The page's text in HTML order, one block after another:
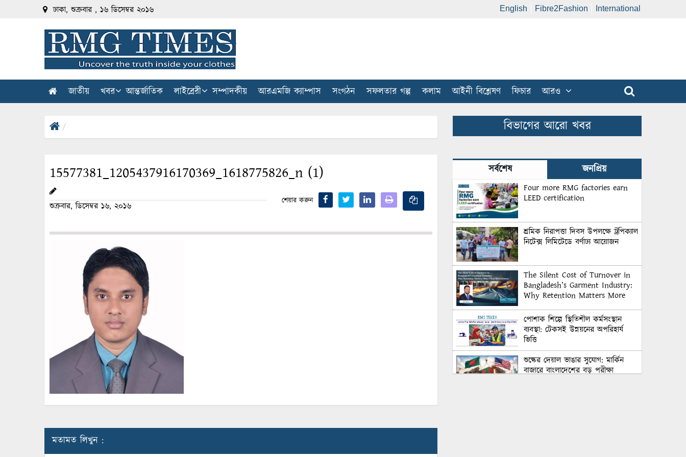
ঢাকা, শুক্রবার , ১৬ ডিসেম্বর ২০১৬ English Fibre2Fashion International
জাতীয় খবর আন্তর্জাতিক লাইব্রেরী সম্পাদকীয় আরএমজি ক্যাম্পাস সংগঠন সফলতার গল্প কলাম আইনী বিশ্লেষণ ফিচার আরও
15577381_1205437916170369_1618775826_n (1)
শুক্রবার, ডিসেম্বর ১৬, ২০১৬ শেয়ার করুন
মতামত লিখুন :
বিভাগের আরো খবর
সর্বশেষ জনপ্রিয়
Four more RMG factories earn
LEED certification
শ্রমিক নিরাপত্তা দিবস উপলক্ষে ট্রপিক্যাল
নিটেক্স লিমিটেডে বর্ণাঢ্য আয়োজন
The Silent Cost of Turnover in
Bangladesh’s Garment Industry:
Why Retention Matters More
পোশাক শিল্পে স্থিতিশীল কর্মসংস্থান
ব্যবস্থা: টেকসই উন্নয়নের অপরিহার্য
ভিত্তি
শুল্কের দেয়াল ভাঙার সুযোগ: মার্কিন
বাজারে বাংলাদেশের বড় পরীক্ষা